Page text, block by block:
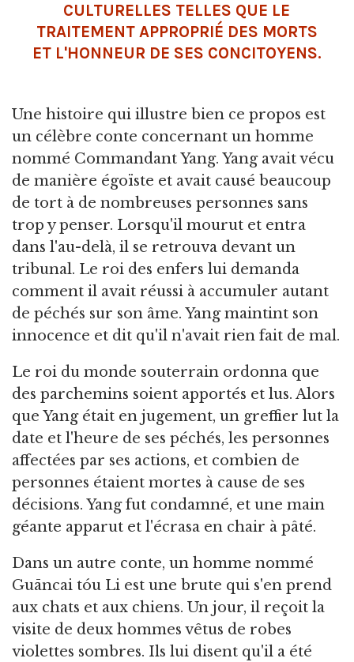
CULTURELLES TELLES QUE LE
TRAITEMENT APPROPRIÉ DES MORTS
ET L'HONNEUR DE SES CONCITOYENS.
Une histoire qui illustre bien ce propos est
un célèbre conte concernant un homme
nommé Commandant Yang. Yang avait vécu
de manière égoïste et avait causé beaucoup
de tort à de nombreuses personnes sans
trop y penser. Lorsqu'il mourut et entra
dans l'au-delà, il se retrouva devant un
tribunal. Le roi des enfers lui demanda
comment il avait réussi à accumuler autant
de péchés sur son âme. Yang maintint son
innocence et dit qu'il n'avait rien fait de mal.
Le roi du monde souterrain ordonna que
des parchemins soient apportés et lus. Alors
que Yang était en jugement, un greffier lut la
date et l'heure de ses péchés, les personnes
affectées par ses actions, et combien de
personnes étaient mortes à cause de ses
décisions. Yang fut condamné, et une main
géante apparut et l'écrasa en chair à pâté.
Dans un autre conte, un homme nommé
Guāncai tóu Li est une brute qui s'en prend
aux chats et aux chiens. Un jour, il reçoit la
visite de deux hommes vêtus de robes
violettes sombres. Ils lui disent qu'il a été